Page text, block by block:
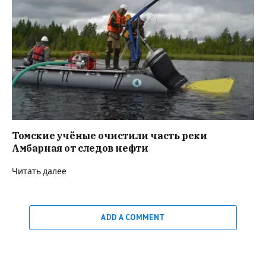
Томские учёные очистили часть реки
Амбарная от следов нефти
Читать далее
ADD A COMMENT